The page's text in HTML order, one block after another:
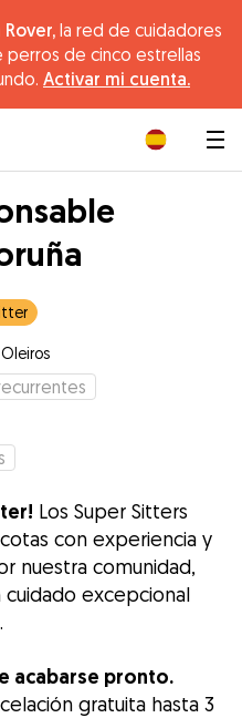
la red de cuidadores
de cinco estrellas
Activar mi cuenta.
Los Super Sitters
con experiencia y
nuestra comunidad,
excepcional
acabarse pronto.
gratuita hasta 3